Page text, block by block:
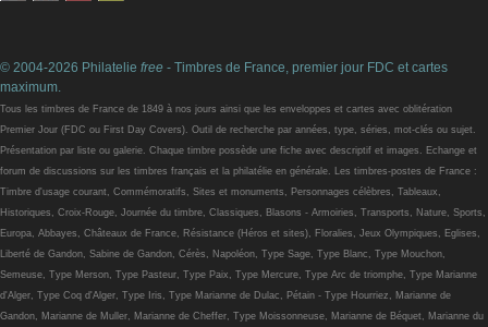
© 2004-2026 Philatelie free - Timbres de France, premier jour FDC et cartes
maximum.
Tous les timbres de France de 1849 à nos jours ainsi que les enveloppes et cartes avec oblitération
Premier Jour (FDC ou First Day Covers). Outil de recherche par années, type, séries, mot-clés ou sujet.
Présentation par liste ou galerie. Chaque timbre possède une fiche avec descriptif et images. Echange et
forum de discussions sur les timbres français et la philatélie en générale. Les timbres-postes de France :
Timbre d'usage courant, Commémoratifs, Sites et monuments, Personnages célèbres, Tableaux,
Historiques, Croix-Rouge, Journée du timbre, Classiques, Blasons - Armoiries, Transports, Nature, Sports,
Europa, Abbayes, Châteaux de France, Résistance (Héros et sites), Floralies, Jeux Olympiques, Eglises,
Liberté de Gandon, Sabine de Gandon, Cérès, Napoléon, Type Sage, Type Blanc, Type Mouchon,
Semeuse, Type Merson, Type Pasteur, Type Paix, Type Mercure, Type Arc de triomphe, Type Marianne
d'Alger, Type Coq d'Alger, Type Iris, Type Marianne de Dulac, Pétain - Type Hourriez, Marianne de
Gandon, Marianne de Muller, Marianne de Cheffer, Type Moissonneuse, Marianne de Béquet, Marianne du